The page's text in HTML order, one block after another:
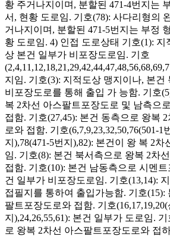
황 주거나지이며, 분할된 471-4번지는
서, 현황 도로임. 기호(78): 사다리형의
거나지이며, 분할된 471-5번지는 부정
황 도로임. 4) 인접 도로상태 기호(1):
상 본건 일부가 비포장도로임. 기호
지임. 기호(3): 지적도상 맹지이나, 본건
비포장도로를 통해 출입 가 능함. 기호
복 2차선 아스팔트포장도로 및 남측으
접함. 기호(27,45): 본건 동측으로 왕복
로와 접함. 기호(6,7,9,23,32,50,76(501-1
지),78(471-5번지),82): 본건이 왕 복 2
임. 기호(8): 본건 북서측으로 왕복 2차
접함. 기호(10): 본건 남동측으로 시멘
건 일부가 비포장도로임. 기호(13,14):
접필지를 통하여 출입가능함. 기호(15):
팔트포장도로와 접함. 기호(16,17,19,20(
지),24,26,55,61): 본건 일부가 도로임.
로 왕복 2차선 아스팔트포장도로와 접